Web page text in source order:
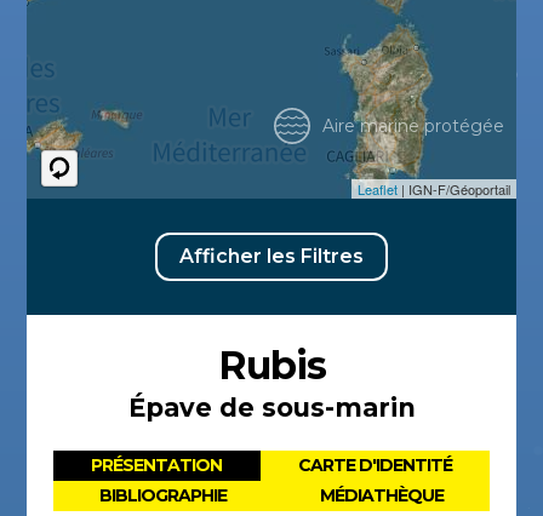
Leaflet | IGN-F/Géoportail
Aire marine protégée
Afficher les Filtres
Rubis
Épave de sous-marin
PRÉSENTATION
CARTE D'IDENTITÉ
BIBLIOGRAPHIE
MÉDIATHÈQUE